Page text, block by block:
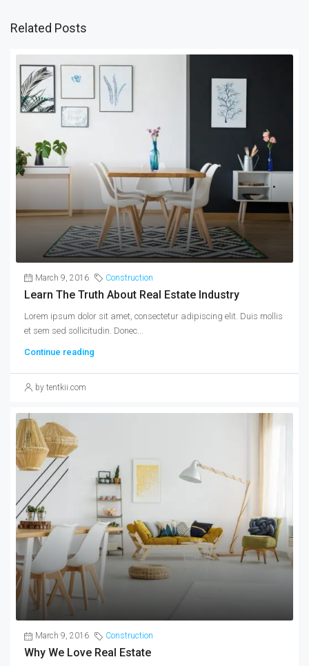
Related Posts
March 9, 2016 Construction
Learn The Truth About Real Estate Industry
Lorem ipsum dolor sit amet, consectetur adipiscing elit. Duis mollis
et sem sed sollicitudin. Donec...
Continue reading
by tentkii.com
March 9, 2016 Construction
Why We Love Real Estate